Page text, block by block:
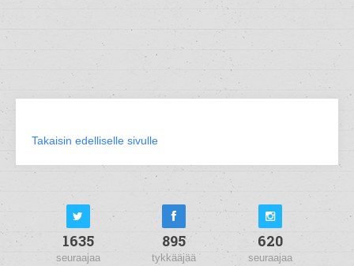
Takaisin edelliselle sivulle
1635
seuraajaa
895
tykkääjää
620
seuraajaa